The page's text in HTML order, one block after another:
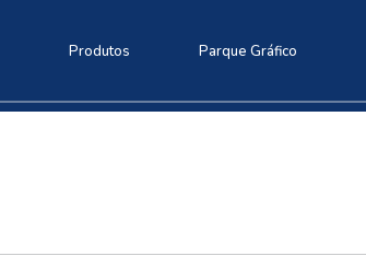
Produtos Parque Gráfico